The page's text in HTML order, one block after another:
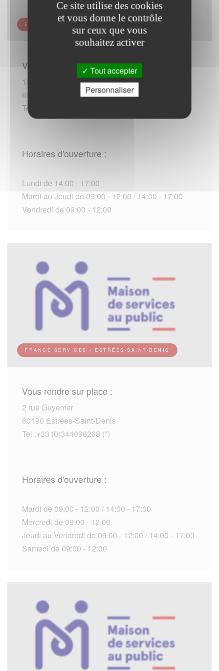
FRANCE SERVICES - LASSIGNY
Vous rendre sur place :
10 rue Saint-Crépin
60310 Lassigny
Tel :+33 (0)344435160 (*)
Horaires d'ouverture :
Lundi de 14:00 - 17:00
Mardi au Jeudi de 09:00 - 12:00 / 14:00 - 17:00
Vendredi de 09:00 - 12:00
FRANCE SERVICES - ESTRÉES-SAINT-DENIS
Vous rendre sur place :
2 rue Guyemer
60190 Estrées-Saint-Denis
Tel :+33 (0)344096268 (*)
Horaires d'ouverture :
Mardi de 09:00 - 12:00 / 14:00 - 17:00
Mercredi de 09:00 - 12:00
Jeudi au Vendredi de 09:00 - 12:00 / 14:00 - 17:00
Samedi de 09:00 - 12:00
Ce site utilise des cookies
et vous donne le contrôle
sur ceux que vous
souhaitez activer
Tout accepter
Personnaliser